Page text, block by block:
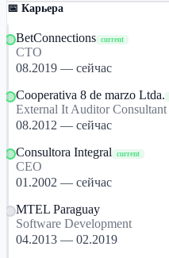
📅 Карьера
BetConnections current
CTO
08.2019 — сейчас
Cooperativa 8 de marzo Ltda.
External It Auditor Consultant
08.2012 — сейчас
Consultora Integral
current
CEO
01.2002 — сейчас
MTEL Paraguay
Software Development
04.2013 — 02.2019